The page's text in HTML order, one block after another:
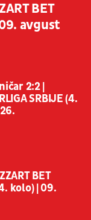
BET
avgust
2:2 |
SRBIJE (4.
BET
kolo) | 09.